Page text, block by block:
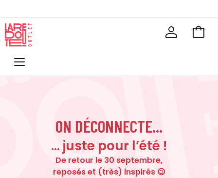
Menu
Redoute
Voir
ON DÉCONNECTE...
… juste pour l’été !
De retour le 30 septembre,
reposés et (très) inspirés 😉